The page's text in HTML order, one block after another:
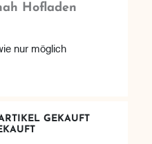
Hofladen
nur möglich
GEKAUFT